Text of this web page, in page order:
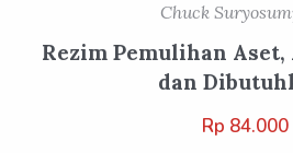
Chuck
Rezim Pemulihan
dan
Rp 84.000